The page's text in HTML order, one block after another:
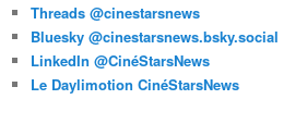
Threads @cinestarsnews
Bluesky @cinestarsnews.bsky.social‬
LinkedIn @CinéStarsNews
Le Daylimotion CinéStarsNews